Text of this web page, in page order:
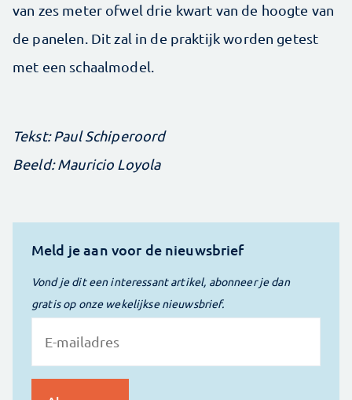
van zes meter ofwel drie kwart van de hoogte van
de panelen. Dit zal in de praktijk worden getest
met een schaalmodel.
Tekst: Paul Schiperoord
Beeld: Mauricio Loyola
Meld je aan voor de nieuwsbrief
Vond je dit een interessant artikel, abonneer je dan
gratis op onze wekelijkse nieuwsbrief.